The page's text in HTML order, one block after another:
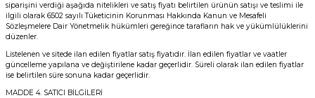
siparişini verdiği aşağıda nitelikleri ve satış fiyatı belirtilen ürünün satışı ve teslimi ile
ilgili olarak 6502 sayılı Tüketicinin Korunması Hakkında Kanun ve Mesafeli
Sözleşmelere Dair Yönetmelik hükümleri gereğince tarafların hak ve yükümlülüklerini
düzenler.
Listelenen ve sitede ilan edilen fiyatlar satış fiyatıdır. İlan edilen fiyatlar ve vaatler
güncelleme yapılana ve değiştirilene kadar geçerlidir. Süreli olarak ilan edilen fiyatlar
ise belirtilen süre sonuna kadar geçerlidir.
MADDE 4. SATICI BİLGİLERİ